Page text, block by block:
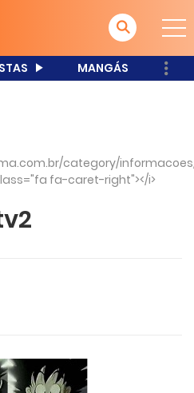
MANGÁS
category/informacoes/
fa-caret-right"></i>